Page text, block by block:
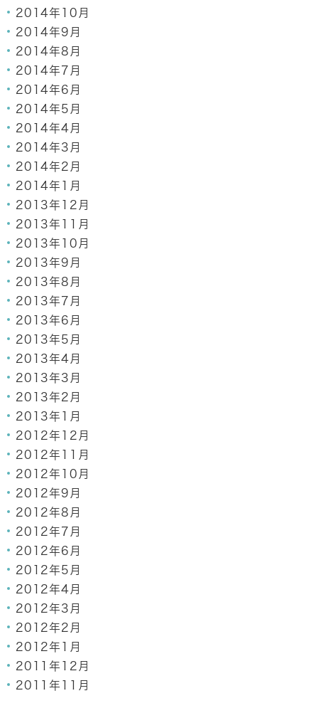
2014年10月
2014年9月
2014年8月
2014年7月
2014年6月
2014年5月
2014年4月
2014年3月
2014年2月
2014年1月
2013年12月
2013年11月
2013年10月
2013年9月
2013年8月
2013年7月
2013年6月
2013年5月
2013年4月
2013年3月
2013年2月
2013年1月
2012年12月
2012年11月
2012年10月
2012年9月
2012年8月
2012年7月
2012年6月
2012年5月
2012年4月
2012年3月
2012年2月
2012年1月
2011年12月
2011年11月